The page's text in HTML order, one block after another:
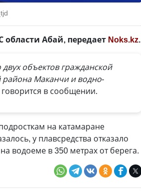
Абай, передает Noks.kz.
объектов гражданской
Маканчи и водно-
говорится в сообщении.
на катамаране
у плавсредства отказало
водоеме в 350 метрах от берега.